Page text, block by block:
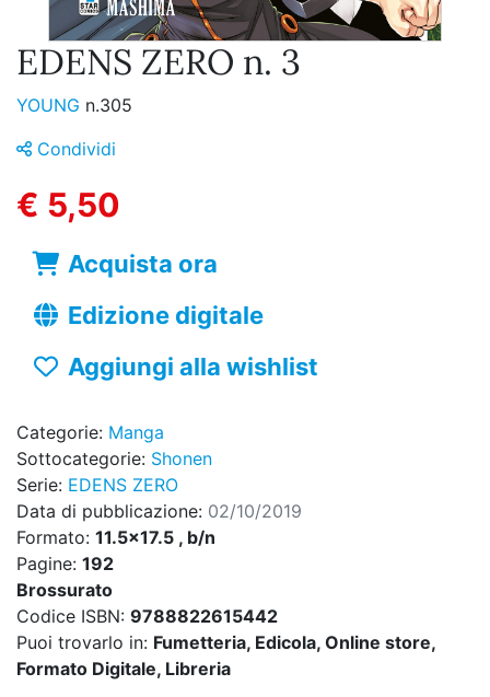
EDENS ZERO n. 3
YOUNG n.305
Condividi
€ 5,50
Acquista ora
Edizione digitale
Aggiungi alla wishlist
Categorie: Manga
Sottocategorie: Shonen
Serie: EDENS ZERO
Data di pubblicazione: 02/10/2019
Formato: 11.5x17.5 , b/n
Pagine: 192
Brossurato
Codice ISBN: 9788822615442
Puoi trovarlo in: Fumetteria, Edicola, Online store,
Formato Digitale, Libreria